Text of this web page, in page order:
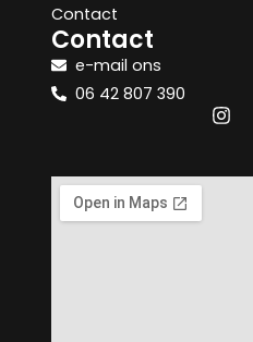
Contact
Contact
e-mail ons
06 42 807 390